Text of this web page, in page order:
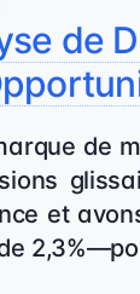
de
de
et